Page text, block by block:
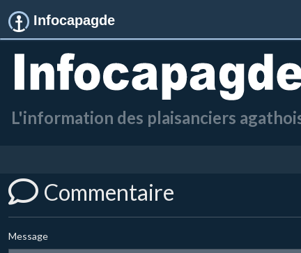
Infocapagde
L'information des plaisanciers
Commentaire
Message